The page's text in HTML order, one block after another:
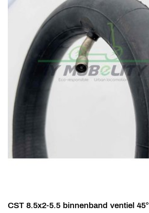
CST 8.5x2-5.5 binnenband ventiel 45°